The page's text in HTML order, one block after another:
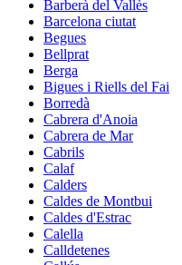
Barberà del Vallès
Barcelona ciutat
Begues
Bellprat
Berga
Bigues i Riells del Fai
Borredà
Cabrera d'Anoia
Cabrera de Mar
Cabrils
Calaf
Calders
Caldes de Montbui
Caldes d'Estrac
Calella
Calldetenes